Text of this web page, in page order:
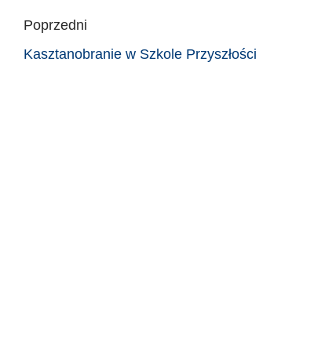
Poprzedni
Kasztanobranie w Szkole Przyszłości